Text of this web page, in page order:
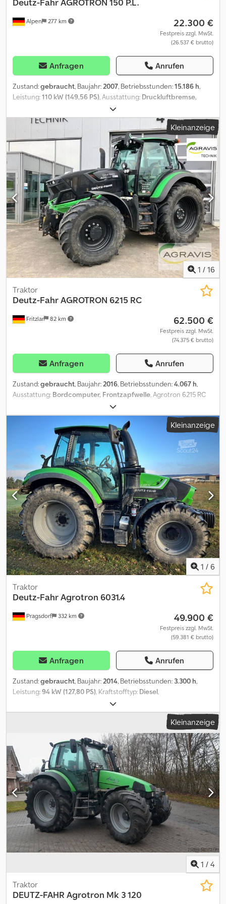
Alpen 277 km
Deutz-FahrAGROTRON 150 P.L.
22.300 €
Festpreis zzgl. MwSt.
(26.537 € brutto)
Anfragen Anrufen
Zustand:gebraucht, Baujahr:2007, Betriebsstunden:15.186 h,
Leistung:110 kW (149,56 PS), Ausstattung: Druckluftbremse,
, AGROTRON 150 P.L. gebr. Deutz Fahr
Schlepper Bereifung vorne 540/65 R 28/80% Bereifung hinten
650/65 R 38/90% Profiline Ausführung 4 elektrische
Steuergeräte mit Joystick Load Sensing Hydraulik gefederte
Achse und Kabine Druckluftanlage Credpfx Aszkwxpjg Hof
Fronthydraulik
Kleinanzeige
1 / 16
Fritzlar 82 km
Traktor
Deutz-FahrAGROTRON 6215 RC
62.500 €
Festpreis zzgl. MwSt.
(74.375 € brutto)
Anfragen Anrufen
Zustand:gebraucht, Baujahr:2016, Betriebsstunden:4.067 h,
Ausstattung: Bordcomputer, Frontzapfwelle, Agrotron 6215 RC
010 Gebr. SDF Traktor 020 LS-Pumpe, ISOBUS, Monitor 030
Lenksystem-Vorbereitung 040 gef. Vorderachse Codpfx Agsyg
Stno Horf 050 FKH + FZW 060 Bereifung 540/65 R 30 (30%) 070
Bereifung 650/65 R 42 (70%) 080 AHK und K80
Kleinanzeige
1 / 6
Pragsdorf 332 km
Traktor
Deutz-FahrAgrotron 6031.4
49.900 €
Festpreis zzgl. MwSt.
(59.381 € brutto)
Anfragen Anrufen
Zustand:gebraucht, Baujahr:2014, Betriebsstunden: 3.300 h,
Leistung:94 kW (127,80 PS), Kraftstofftyp: Diesel,
40 km/h, Vorderreifengröße:
Hinterreifengröße:600/65R38, Reifengröße:600/65R38,
Allradantrieb, Bordcomputer, Druckluftbremse,
Kabine, Klimaanlage, Lastschaltgetriebe, Zusatzscheinwerfer,
Bereifung (v):540/6524, Bereifung (h):600/65R38,
Betriebsstunden:3300, Erstzulassung:2014, Steuergerät - Doppelt
wirkend (3x), Dreipunkt / Heckhubwerkanhängung,
Frontgewichte, Gefederte Vorderachse, Hydraulische Lenkung,
Hubdach, Kabinenfederung (mechanisch), Leistungsmonitor,
Luftgefederter Sitz, Radio, Zugmaul - automatisch,
höhenverstellbare Anhängevorrichtung, Dreipunkt-
Außenbedienelement, Hydrauliksteuergeräte-
Außenbedienung_____HVAK, Frontgewicht, DL Bremse, 40 km/h,
Klima, Radio,gef. VA, Luftsitz,Lagerort:Kunde Codpfx Aszdg U Ieg
Hsrf
Kleinanzeige
1 / 4
Traktor
DEUTZ-FAHR Agrotron Mk 3 120